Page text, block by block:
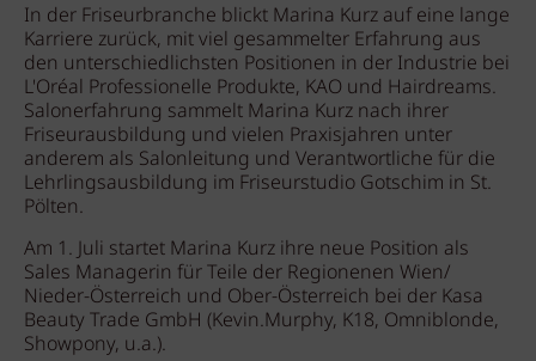
In der Friseurbranche blickt Marina Kurz auf eine lange
Karriere zurück, mit viel gesammelter Erfahrung aus
den unterschiedlichsten Positionen in der Industrie bei
L'Oréal Professionelle Produkte, KAO und Hairdreams.
Salonerfahrung sammelt Marina Kurz nach ihrer
Friseurausbildung und vielen Praxisjahren unter
anderem als Salonleitung und Verantwortliche für die
Lehrlingsausbildung im Friseurstudio Gotschim in St.
Pölten.
Am 1. Juli startet Marina Kurz ihre neue Position als
Sales Managerin für Teile der Regionenen Wien/
Nieder-Österreich und Ober-Österreich bei der Kasa
Beauty Trade GmbH (Kevin.Murphy, K18, Omniblonde,
Showpony, u.a.).